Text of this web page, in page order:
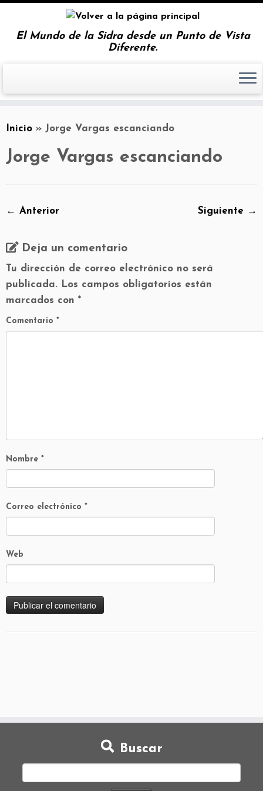
El Mundo de la Sidra desde un Punto de Vista
Diferente.
Inicio » Jorge Vargas escanciando
Jorge Vargas escanciando
← Anterior Siguiente →
Deja un comentario
Tu dirección de correo electrónico no será
publicada. Los campos obligatorios están
marcados con *
Comentario *
Nombre *
Correo electrónico *
Web
Buscar